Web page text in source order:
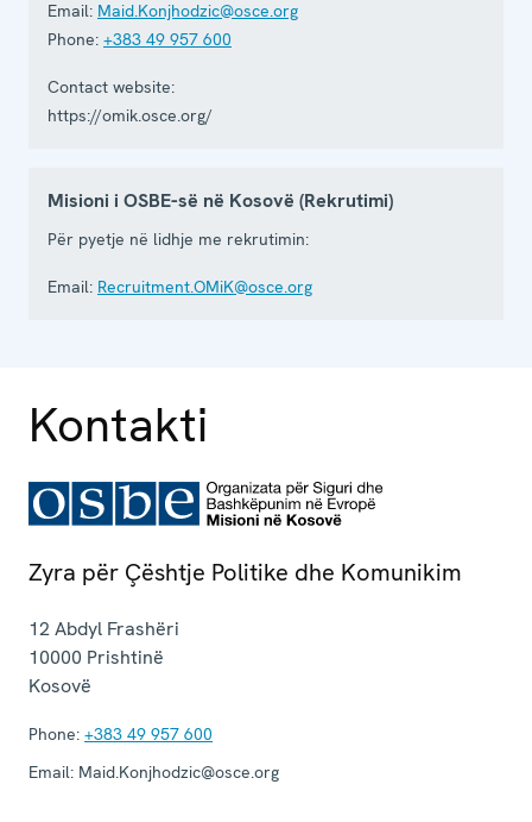
Email: Maid.Konjhodzic@osce.org
Phone: +383 49 957 600
Contact website:
https://omik.osce.org/
Misioni i OSBE-së në Kosovë (Rekrutimi)
Për pyetje në lidhje me rekrutimin:
Email: Recruitment.OMiK@osce.org
Kontakti
Zyra për Çështje Politike dhe Komunikim
12 Abdyl Frashëri
10000 Prishtinë
Kosovë
Phone: +383 49 957 600
Email: Maid.Konjhodzic@osce.org